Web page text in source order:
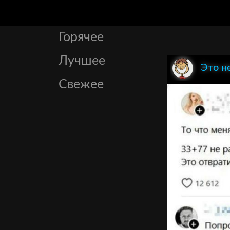
Горячее
Лучшее
Свежее
Это